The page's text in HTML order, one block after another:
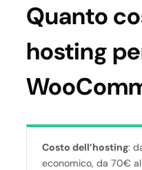
Quanto
hosting
Costo dell’hosting:
economico, da 70€